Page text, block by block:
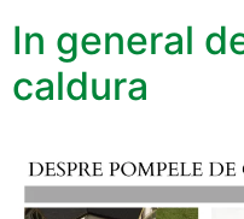
In general
caldura